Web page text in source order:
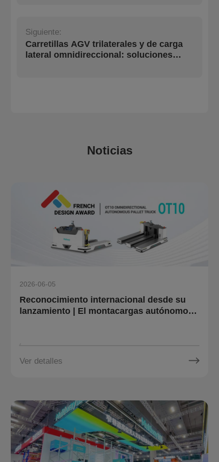
Siguiente:
Carretillas AGV trilaterales y de carga
lateral omnidireccional: soluciones
Noticias
2026-06-05
Reconocimiento internacional desde su
lanzamiento | El montacargas autónomo
Ver detalles